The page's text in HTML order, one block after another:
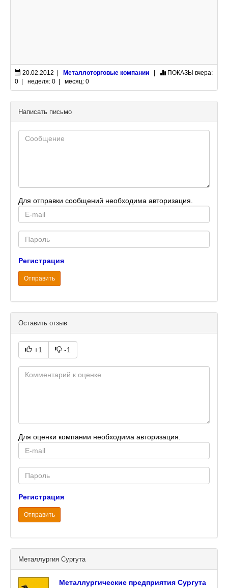
20.02.2012 | Металлоторговые компании ПОКАЗЫ вчера:
0 | неделя: 0 | месяц: 0
Написать письмо
Для отправки сообщений необходима авторизация.
mail
Password
Регистрация
Отправить
Оставить отзыв
+1 -1
Для оценки компании необходима авторизация.
mail
Password
Регистрация
Отправить
Металлургия Сургута
Металлургические предприятия Сургута